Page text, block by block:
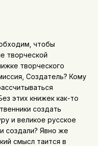
чтобы
творческой
творческого
Создатель? Кому
этих книжек как-то
создать
и великое русское
создали? Явно же
смысл таится в